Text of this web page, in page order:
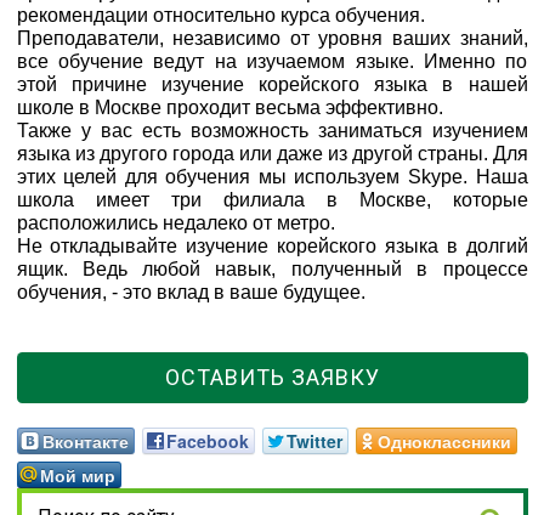
рекомендации относительно курса обучения.
Преподаватели, независимо от уровня ваших знаний,
все обучение ведут на изучаемом языке. Именно по
этой причине изучение корейского языка в нашей
школе в Москве проходит весьма эффективно.
Также у вас есть возможность заниматься изучением
языка из другого города или даже из другой страны. Для
этих целей для обучения мы используем Skype. Наша
школа имеет три филиала в Москве, которые
расположились недалеко от метро.
Не откладывайте изучение корейского языка в долгий
ящик. Ведь любой навык, полученный в процессе
обучения, - это вклад в ваше будущее.
ОСТАВИТЬ ЗАЯВКУ
Вконтакте Facebook Twitter
Одноклассники
Мой мир